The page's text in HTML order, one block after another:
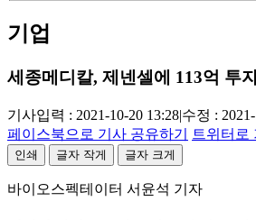
기업
세종메디칼, 제넨셀에 113억 투
기사입력 : 2021-10-20 13:28|수정 :
페이스북으로 기사 공유하기
트위터로
인쇄 글자 작게 글자 크게
바이오스펙테이터 서윤석 기자